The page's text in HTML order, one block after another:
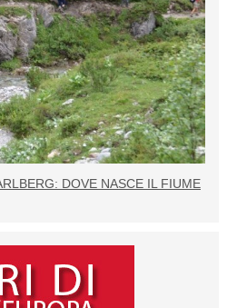
DOVE NASCE IL FIUME